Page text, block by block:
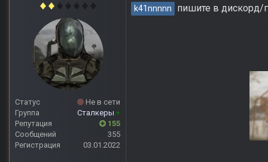
Статус
Не в сети
Группа
Сталкеры +
Репутация
155
Сообщений
355
Регистрация
03.01.2022
k41nnnnn пишите в дискорд/